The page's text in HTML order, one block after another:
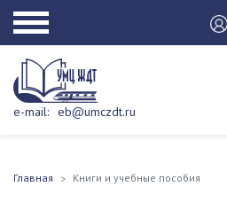
e-mail: eb@umczdt.ru
Главная Книги и учебные пособия